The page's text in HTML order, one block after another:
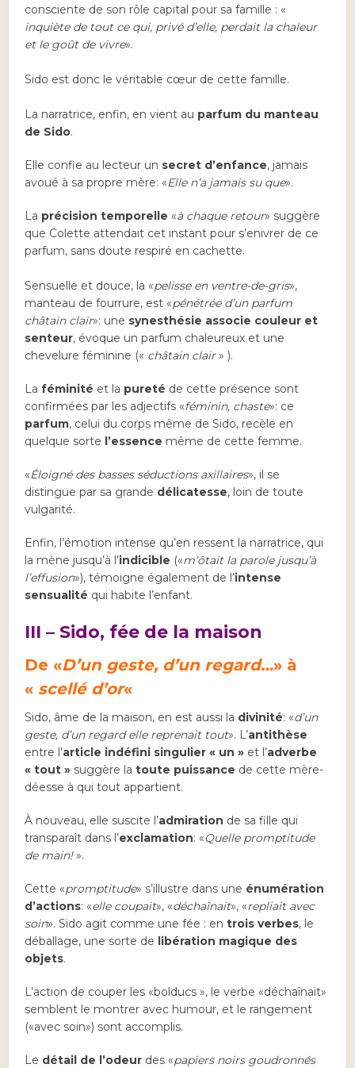
consciente de son rôle capital pour sa famille : «
inquiète de tout ce qui, privé d’elle, perdait la chaleur
et le goût de vivre».
Sido est donc le véritable cœur de cette famille.
La narratrice, enfin, en vient au parfum du manteau
de Sido.
Elle confie au lecteur un secret d’enfance, jamais
avoué à sa propre mère: «Elle n’a jamais su que».
La précision temporelle «à chaque retour» suggère
que Colette attendait cet instant pour s’enivrer de ce
parfum, sans doute respiré en cachette.
Sensuelle et douce, la «pelisse en ventre-de-gris»,
manteau de fourrure, est «pénétrée d’un parfum
châtain clair»: une synesthésie associe couleur et
senteur, évoque un parfum chaleureux et une
chevelure féminine (« châtain clair» ).
Laféminité et la pureté de cette présence sont
confirmées par les adjectifs «féminin, chaste»: ce
parfum, celui du corps même de Sido, recèle en
quelque sorte l’essence même de cette femme.
«Éloigné des basses séductions axillaires», il se
distingue par sa grande délicatesse, loin de toute
vulgarité.
Enfin, l’émotion intense qu’en ressent la narratrice, qui
la mène jusqu’à l’indicible («m’ôtait la parole jusqu’à
l’effusion»), témoigne également de l’intense
sensualité qui habite l’enfant.
III – Sido, fée de la maison
De «D’un geste, d’un regard…» à
« scellé d’or«
Sido, âme de la maison, en est aussi la divinité: «d’un
geste, d’un regard elle reprenait tout». L’antithèse
entre l’article indéfini singulier « un » et l’adverbe
« tout » suggère latoute puissance de cette mère-
déesse à qui tout appartient.
À nouveau, elle suscite l’admiration de sa fille qui
transparaît dans l’exclamation: «Quelle promptitude
de main!».
Cette «promptitude» s’illustre dans une énumération
d’actions: «elle coupait», «déchaînait», «repliait avec
soin». Sido agit comme une fée : entrois verbes, le
déballage, une sorte de libération magique des
objets.
L’action de couper les «bolducs », le verbe «déchaînait»
semblent le montrer avec humour, et le rangement
(«avec soin») sont accomplis.
Le détail de l’odeur des «papiers noirs goudronnés